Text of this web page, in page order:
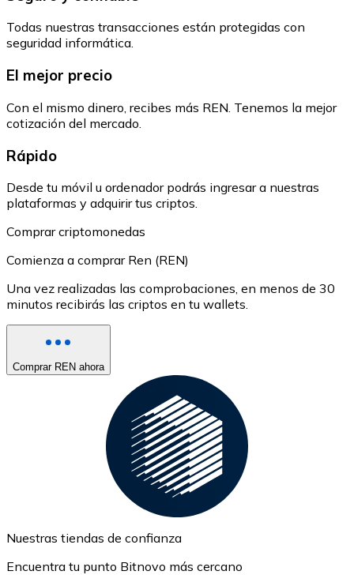
Todas nuestras transacciones están protegidas con
seguridad informática.
El mejor precio
Con el mismo dinero, recibes más REN. Tenemos la mejor
cotización del mercado.
Rápido
Desde tu móvil u ordenador podrás ingresar a nuestras
plataformas y adquirir tus criptos.
Comprar criptomonedas
Comienza a comprar Ren (REN)
Una vez realizadas las comprobaciones, en menos de 30
minutos recibirás las criptos en tu wallets.
Comprar REN ahora
Nuestras tiendas de confianza
Encuentra tu punto Bitnovo más cercano